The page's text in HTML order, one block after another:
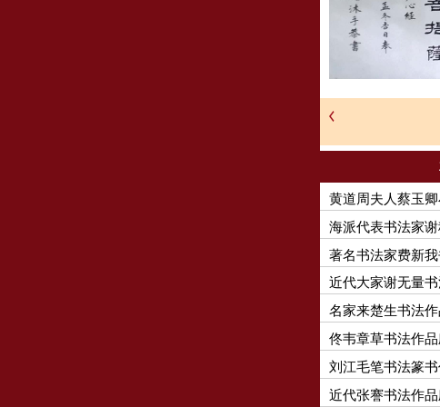
黄道周夫人蔡玉卿
海派代表书法家
著名书法家费新
近代大家谢无量
名家来楚生书法
佟韦章草书法作
刘江毛笔书法篆
近代张謇书法作